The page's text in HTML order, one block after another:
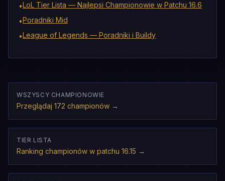
•LoL Tier Lista — Najlepsi Championowie w Patchu 16.6
•Poradniki Mid
•League of Legends — Poradniki i Buildy
WSZYSCY CHAMPIONOWIE
Przeglądaj 172 championów →
TIER LISTA
Ranking championów w patchu 16.15 →